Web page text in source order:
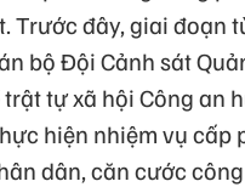
Trước đây, giai đoạn
bộ Đội Cảnh sát
tự xã hội Công an
hiện nhiệm vụ cấp
dân, căn cước